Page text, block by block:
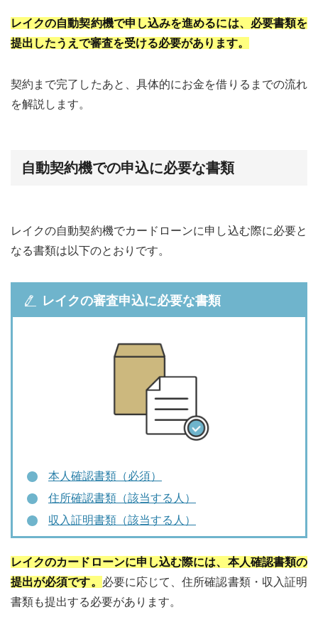
レイクの自動契約機で申し込みを進めるには、必要書類を
提出したうえで審査を受ける必要があります。
契約まで完了したあと、具体的にお金を借りるまでの流れ
を解説します。
自動契約機での申込に必要な書類
レイクの自動契約機でカードローンに申し込む際に必要と
なる書類は以下のとおりです。
レイクの審査申込に必要な書類
本人確認書類（必須）
住所確認書類（該当する人）
収入証明書類（該当する人）
レイクのカードローンに申し込む際には、本人確認書類の
提出が必須です。 必要に応じて、住所確認書類・収入証明
書類も提出する必要があります。